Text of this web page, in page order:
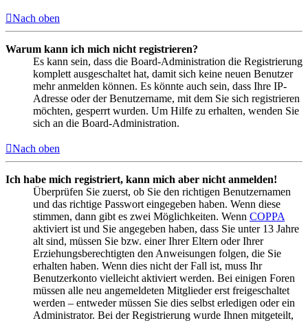
Nach oben
Warum kann ich mich nicht registrieren?
Es kann sein, dass die Board-Administration die Registrierung
komplett ausgeschaltet hat, damit sich keine neuen Benutzer
mehr anmelden können. Es könnte auch sein, dass Ihre IP-
Adresse oder der Benutzername, mit dem Sie sich registrieren
möchten, gesperrt wurden. Um Hilfe zu erhalten, wenden Sie
sich an die Board-Administration.
Nach oben
Ich habe mich registriert, kann mich aber nicht anmelden!
Überprüfen Sie zuerst, ob Sie den richtigen Benutzernamen
und das richtige Passwort eingegeben haben. Wenn diese
stimmen, dann gibt es zwei Möglichkeiten. Wenn COPPA
aktiviert ist und Sie angegeben haben, dass Sie unter 13 Jahre
alt sind, müssen Sie bzw. einer Ihrer Eltern oder Ihrer
Erziehungsberechtigten den Anweisungen folgen, die Sie
erhalten haben. Wenn dies nicht der Fall ist, muss Ihr
Benutzerkonto vielleicht aktiviert werden. Bei einigen Foren
müssen alle neu angemeldeten Mitglieder erst freigeschaltet
werden – entweder müssen Sie dies selbst erledigen oder ein
Administrator. Bei der Registrierung wurde Ihnen mitgeteilt,